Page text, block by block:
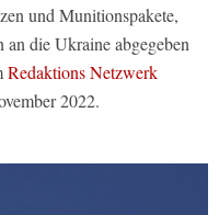
und Munitionspakete,
an die Ukraine abgegeben
Redaktions Netzwerk
2022.